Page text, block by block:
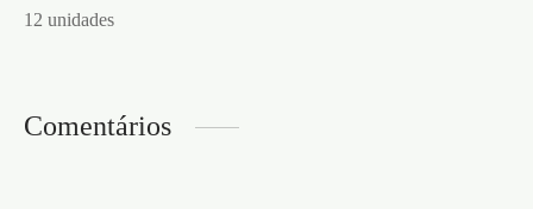
12 unidades
Comentários